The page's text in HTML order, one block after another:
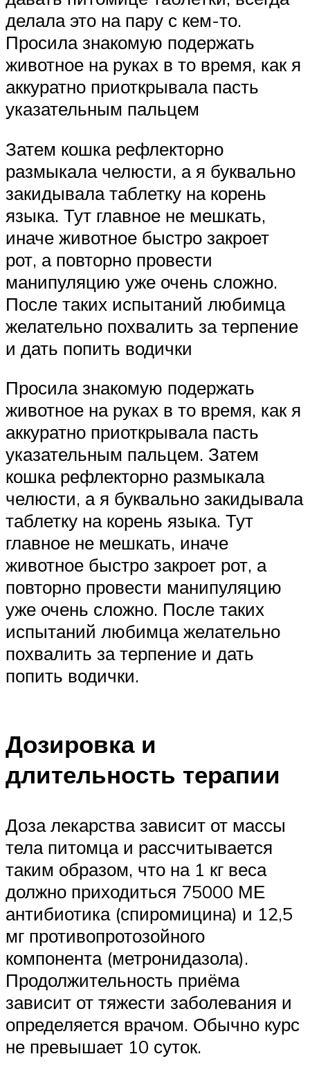
делала это на пару с кем-то.
Просила знакомую подержать
животное на руках в то время, как я
аккуратно приоткрывала пасть
указательным пальцем
Затем кошка рефлекторно
размыкала челюсти, а я буквально
закидывала таблетку на корень
языка. Тут главное не мешкать,
иначе животное быстро закроет
рот, а повторно провести
манипуляцию уже очень сложно.
После таких испытаний любимца
желательно похвалить за терпение
и дать попить водички
Просила знакомую подержать
животное на руках в то время, как я
аккуратно приоткрывала пасть
указательным пальцем. Затем
кошка рефлекторно размыкала
челюсти, а я буквально закидывала
таблетку на корень языка. Тут
главное не мешкать, иначе
животное быстро закроет рот, а
повторно провести манипуляцию
уже очень сложно. После таких
испытаний любимца желательно
похвалить за терпение и дать
попить водички.
Дозировка и
длительность терапии
Доза лекарства зависит от массы
тела питомца и рассчитывается
таким образом, что на 1 кг веса
должно приходиться 75000 МЕ
антибиотика (спиромицина) и 12,5
мг противопротозойного
компонента (метронидазола).
Продолжительность приёма
зависит от тяжести заболевания и
определяется врачом. Обычно курс
не превышает 10 суток.